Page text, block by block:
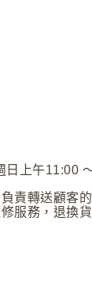
日上午11:00
責轉送顧客
服務，退換